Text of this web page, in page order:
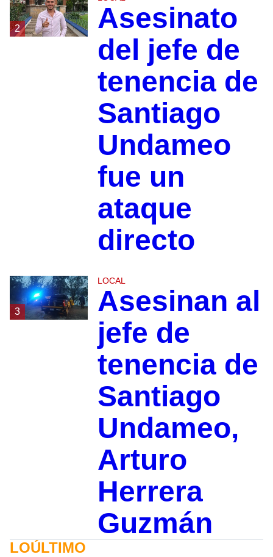
2
Asesinato
del jefe de
tenencia de
Santiago
Undameo
fue un
ataque
directo
3
LOCAL
Asesinan al
jefe de
tenencia de
Santiago
Undameo,
Arturo
Herrera
Guzmán
LOÚLTIMO